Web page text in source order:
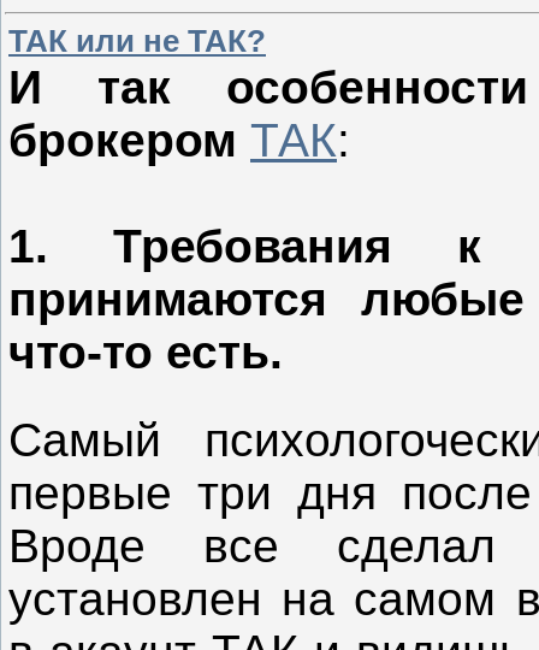
ТАК или не ТАК?
И так
брокером ТАК:
1. Требования к
принимаются
что-то есть.
Самый
первые три дня
Вроде все сделал
установлен на самом